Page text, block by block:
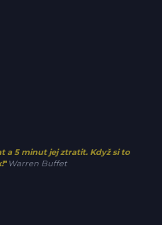
a 5 minut jej ztratit. Když si to
" Warren Buffet